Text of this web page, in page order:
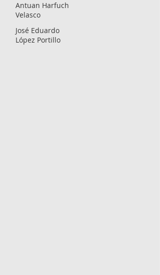
Antuan Harfuch
Velasco
José Eduardo
López Portillo